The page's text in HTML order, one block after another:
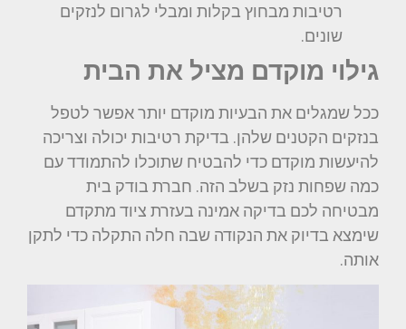
רטיבות מבחוץ בקלות ומבלי לגרום לנזקים
שונים.
גילוי מוקדם מציל את הבית
ככל שמגלים את הבעיות מוקדם יותר אפשר לטפל
בנזקים הקטנים שלהן. בדיקת רטיבות יכולה וצריכה
להיעשות מוקדם כדי להבטיח שתוכלו להתמודד עם
כמה שפחות נזק בשלב הזה. חברת בודק בית
מבטיחה לכם בדיקה אמינה בעזרת ציוד מתקדם
שימצא בדיוק את הנקודה שבה חלה התקלה כדי לתקן
אותה.